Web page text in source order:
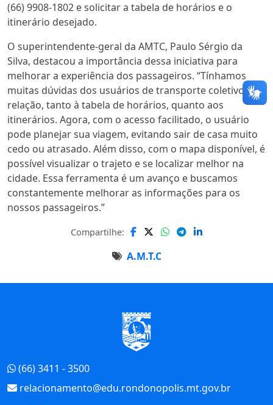
(66) 9908-1802 e solicitar a tabela de horários e o
itinerário desejado.
O superintendente-geral da AMTC, Paulo Sérgio da
Silva, destacou a importância dessa iniciativa para
melhorar a experiência dos passageiros. “Tínhamos
muitas dúvidas dos usuários de transporte coletivo em
relação, tanto à tabela de horários, quanto aos
itinerários. Agora, com o acesso facilitado, o usuário
pode planejar sua viagem, evitando sair de casa muito
cedo ou atrasado. Além disso, com o mapa disponível, é
possível visualizar o trajeto e se localizar melhor na
cidade. Essa ferramenta é um avanço e buscamos
constantemente melhorar as informações para os
nossos passageiros.”
A.M.T.C
Compartilhe:
(66) 3411 - 3500
relacionamento@edu.rondonopolis.mt.gov.br